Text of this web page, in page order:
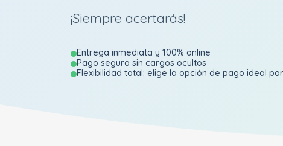
¡Siempre acertarás!
Entrega inmediata y 100% online
Pago seguro sin cargos ocultos
Flexibilidad total: elige la opción de pago ideal